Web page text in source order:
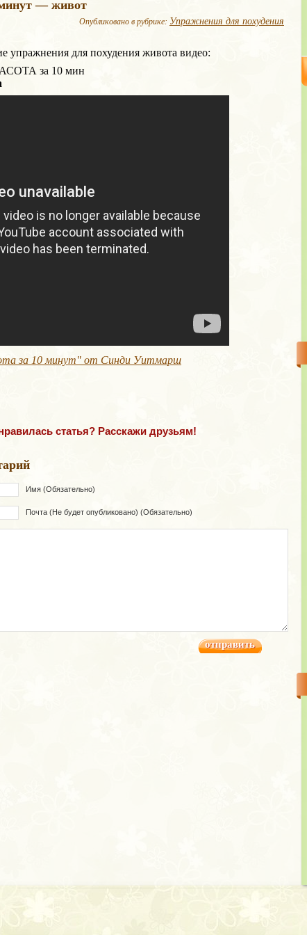
— живот
Опубликовано в рубрике: Упражнения для похудения
упражнения для похудения живота видео:
за 10 мин
за 10 минут" от Синди Уитмарш
статья? Расскажи друзьям!
Имя (Обязательно)
Почта (Не будет опубликовано) (Обязательно)